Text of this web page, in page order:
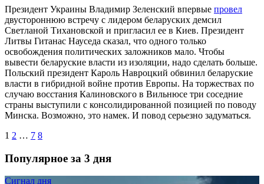
Президент Украины Владимир Зеленский впервые провел
двустороннюю встречу с лидером беларуских демсил
Светланой Тихановской и пригласил ее в Киев. Президент
Литвы Гитанас Науседа сказал, что одного только
освобождения политических заложников мало. Чтобы
вывести беларуские власти из изоляции, надо сделать больше.
Польский президент Кароль Навроцкий обвинил беларуские
власти в гибридной войне против Европы. На торжествах по
случаю восстания Калиновского в Вильнюсе три соседние
страны выступили с консолидированной позицией по поводу
Минска. Возможно, это намек. И повод серьезно задуматься.
1 2 … 7 8
Популярное за 3 дня
Сигнал дня